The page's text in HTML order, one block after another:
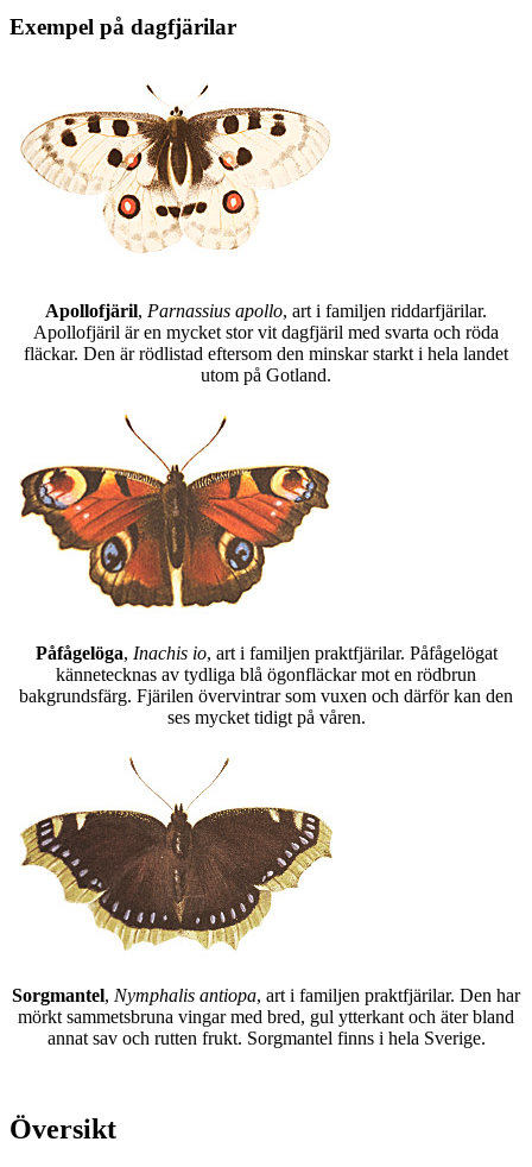
Exempel på dagfjärilar
Apollofjäril, Parnassius apollo, art i familjen riddarfjärilar.
Apollofjäril är en mycket stor vit dagfjäril med svarta och röda
fläckar. Den är rödlistad eftersom den minskar starkt i hela landet
utom på Gotland.
Påfågelöga, Inachis io, art i familjen praktfjärilar. Påfågelögat
kännetecknas av tydliga blå ögonfläckar mot en rödbrun
bakgrundsfärg. Fjärilen övervintrar som vuxen och därför kan den
ses mycket tidigt på våren.
Sorgmantel, Nymphalis antiopa, art i familjen praktfjärilar. Den har
mörkt sammetsbruna vingar med bred, gul ytterkant och äter bland
annat sav och rutten frukt. Sorgmantel finns i hela Sverige.
Översikt